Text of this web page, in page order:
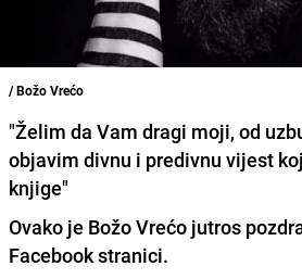
/ Božo Vrećo
"Želim da Vam dragi moji, od
objavim divnu i predivnu vijest
knjige"
Ovako je Božo Vrećo jutros
Facebook stranici.